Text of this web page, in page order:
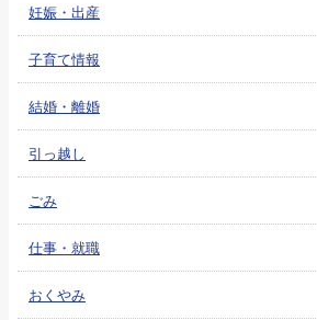
妊娠・出産
子育て情報
結婚・離婚
引っ越し
ごみ
仕事・就職
おくやみ